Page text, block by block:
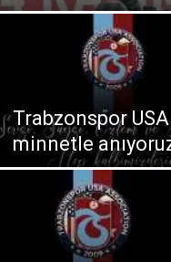
Trabzonspor
minnetle